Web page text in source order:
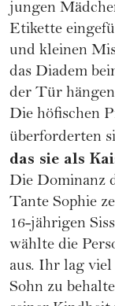
jungen
Etikette
und kleinen
das Diadem
der Tür
Die höfischen
überforderten
das sie als
Die Dominanz
Tante Sophie
16-jährigen
wählte die
aus. Ihr lag
Sohn zu